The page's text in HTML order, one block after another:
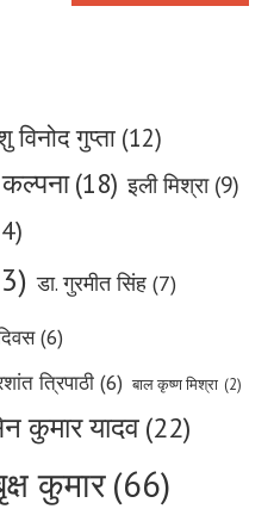
विनोद गुप्ता (12)
(18) इली मिश्रा (9)
डा. गुरमीत सिंह (7)
(6)
त्रिपाठी (6) बाल कृष्ण मिश्रा (2)
कुमार यादव(22)
कुमार(66)